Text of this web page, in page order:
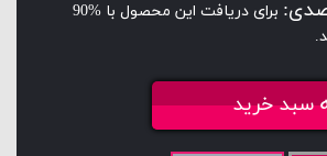
برای دریافت این محصول با %90
سبد خرید